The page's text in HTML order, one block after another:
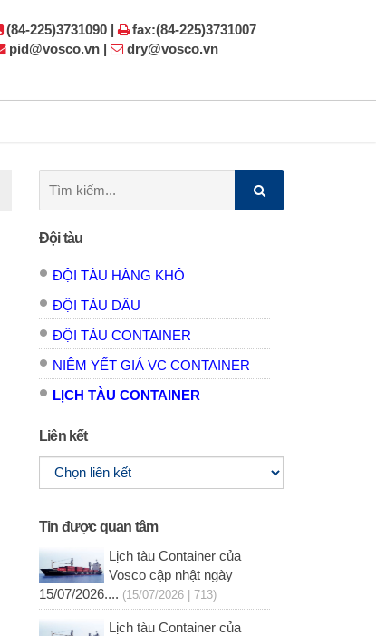
(84-225)3731090 |
fax:(84-225)3731007
pid@vosco.vn |
dry@vosco.vn
kiếm:
Đội tàu
ĐỘI TÀU HÀNG KHÔ
ĐỘI TÀU DẦU
ĐỘI TÀU CONTAINER
NIÊM YẾT GIÁ VC CONTAINER
LỊCH TÀU CONTAINER
Liên kết
Tin được quan tâm
Lịch tàu Container của
Vosco cập nhật ngày
15/07/2026.... (15/07/2026 | 713)
Lịch tàu Container của